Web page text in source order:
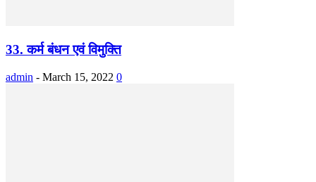
33. कर्म बंधन एवं विमुक्ति
admin - March 15, 2022 0